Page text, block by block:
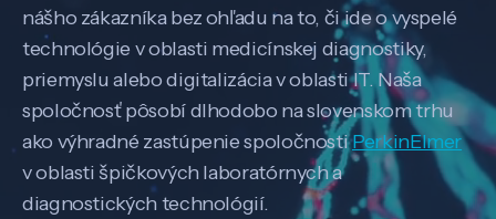
nášho zákazníka bez ohľadu na to, či ide o vyspelé
technológie v oblasti medicínskej diagnostiky,
priemyslu alebo digitalizácia v oblasti IT. Naša
spoločnosť pôsobí dlhodobo na slovenskom trhu
ako výhradné zastúpenie spoločnostiPerkinElmer
v oblasti špičkových laboratórnych a
diagnostických technológií.